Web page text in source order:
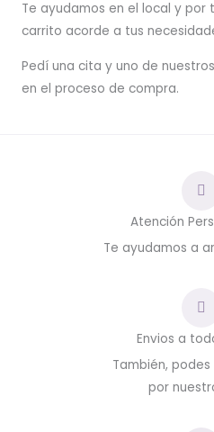
Te ayudamos en el local y por
carrito acorde a tus
Pedí una cita y uno de
en el proceso de compra.
Atención
Te ayudamos a
Envios a
También,
por